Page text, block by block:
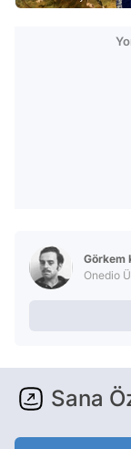
Görkem
Onedio
Sana